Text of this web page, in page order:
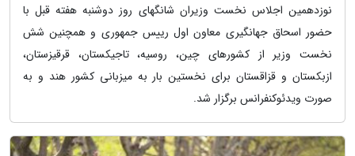
نوزدهمین اجلاس نخست وزیران شانگهای روز دوشنبه هفته قبل با
حضور اسحاق جهانگیری معاون اول رییس جمهوری و همچنین شش
نخست وزیر از کشورهای چین، روسیه، تاجیکستان، قرقیزستان،
ازبکستان و قزاقستان برای نخستین بار به میزبانی کشور هند و به
صورت ویدئوکنفرانس برگزار شد.